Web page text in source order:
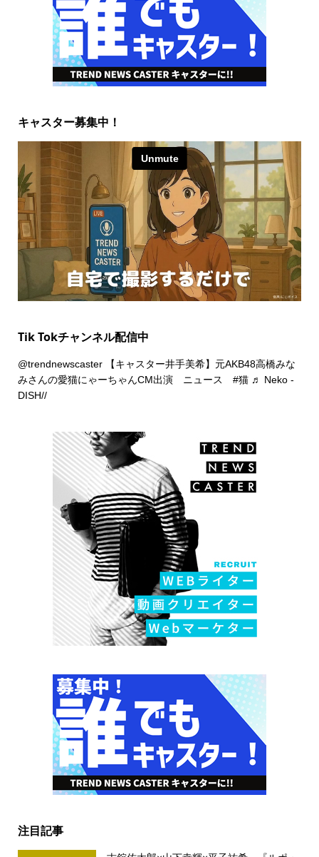
キャスター募集中！
Tik Tokチャンネル配信中
@trendnewscaster【キャスター井手美希】元AKB48高橋みな
みさんの愛猫にゃーちゃんCM出演 ニュース #猫 ♬ Neko -
DISH//
注目記事